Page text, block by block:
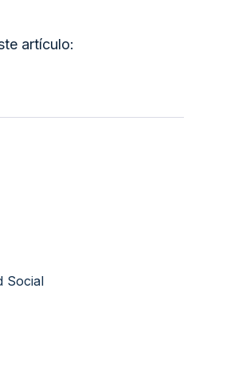
artículo:
Social